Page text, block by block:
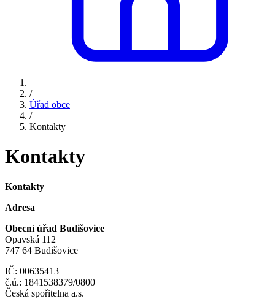
/
Úřad obce
/
Kontakty
Kontakty
Kontakty
Adresa
Obecní úřad Budišovice
Opavská 112
747 64 Budišovice
IČ: 00635413
č.ú.: 1841538379/0800
Česká spořitelna a.s.